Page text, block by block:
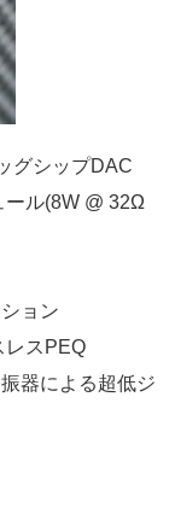
グシップDAC
ール(8W @ 32Ω
ョン
レスPEQ
器による超低ジ